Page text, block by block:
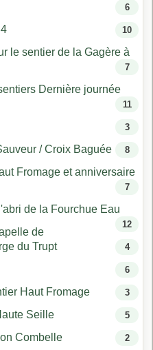
6
10
le sentier de la Gagère à
7
Dernière journée
11
3
/ Croix Baguée 8
Fromage et anniversaire
7
de la Fourchue Eau
12
de
du Trupt
4
6
Haut Fromage 3
Seille 5
Combelle 2